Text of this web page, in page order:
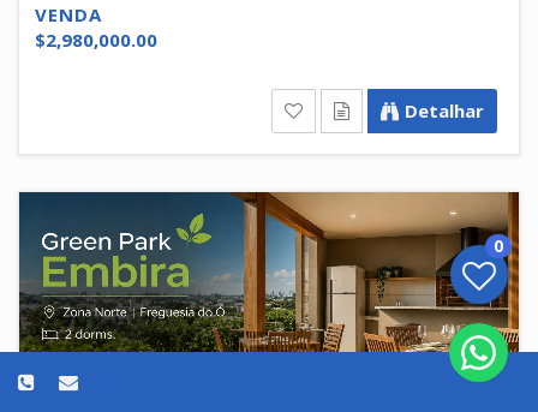
VENDA
$2,980,000.00
Detalhar
Apartamento
0